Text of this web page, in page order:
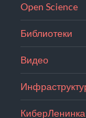
Open Science
Библиотеки
Видео
КиберЛенинка